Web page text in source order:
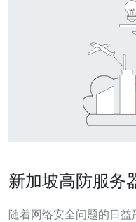
新加坡高防服务
随着网络安全问题的日